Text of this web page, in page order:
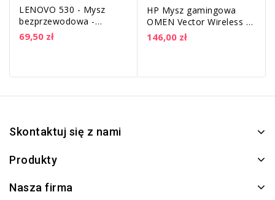
LENOVO 530 - Mysz
bezprzewodowa -
platynowo-szary
69,50 zł
HP Mysz gamingowa
OMEN Vector Wireless |
2B349AA
146,00 zł
Skontaktuj się z nami
Produkty
Nasza firma